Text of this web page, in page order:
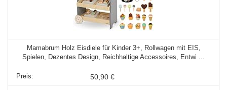
Mamabrum Holz Eisdiele für Kinder 3+, Rollwagen mit EIS,
Spielen, Dezentes Design, Reichhaltige Accessoires, Entwi ...
50,90 €